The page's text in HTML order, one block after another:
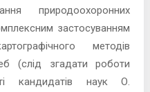
природоохоронних
застосуванням
методів
(слід згадати роботи
кандидатів наук О.